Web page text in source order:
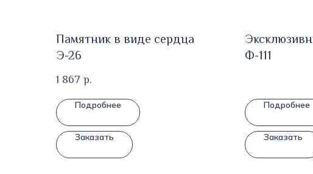
Памятник в виде сердца
Э-26
1 867 р.
Подробнее
Заказать
Ф-111
Подробнее
Заказать